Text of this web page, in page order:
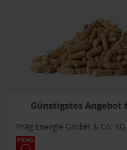
Günstigstes Angebot
Präg Energie GmbH & Co. KG